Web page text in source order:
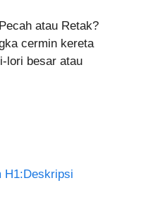
atau Retak?
cermin kereta
lori besar atau
H1:Deskripsi